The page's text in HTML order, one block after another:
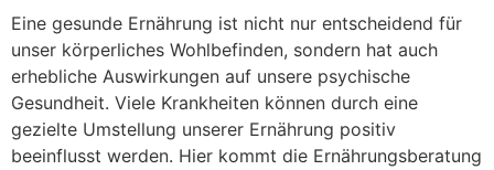
Eine gesunde Ernährung ist nicht nur entscheidend für
unser körperliches Wohlbefinden, sondern hat auch
erhebliche Auswirkungen auf unsere psychische
Gesundheit. Viele Krankheiten können durch eine
gezielte Umstellung unserer Ernährung positiv
beeinflusst werden. Hier kommt die Ernährungsberatung